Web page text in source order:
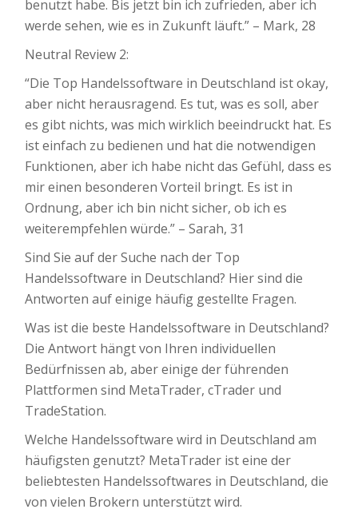
benutzt habe. Bis jetzt bin ich zufrieden, aber ich
werde sehen, wie es in Zukunft läuft.” – Mark, 28
Neutral Review 2:
“Die Top Handelssoftware in Deutschland ist okay,
aber nicht herausragend. Es tut, was es soll, aber
es gibt nichts, was mich wirklich beeindruckt hat. Es
ist einfach zu bedienen und hat die notwendigen
Funktionen, aber ich habe nicht das Gefühl, dass es
mir einen besonderen Vorteil bringt. Es ist in
Ordnung, aber ich bin nicht sicher, ob ich es
weiterempfehlen würde.” – Sarah, 31
Sind Sie auf der Suche nach der Top
Handelssoftware in Deutschland? Hier sind die
Antworten auf einige häufig gestellte Fragen.
Was ist die beste Handelssoftware in Deutschland?
Die Antwort hängt von Ihren individuellen
Bedürfnissen ab, aber einige der führenden
Plattformen sind MetaTrader, cTrader und
TradeStation.
Welche Handelssoftware wird in Deutschland am
häufigsten genutzt? MetaTrader ist eine der
beliebtesten Handelssoftwares in Deutschland, die
von vielen Brokern unterstützt wird.